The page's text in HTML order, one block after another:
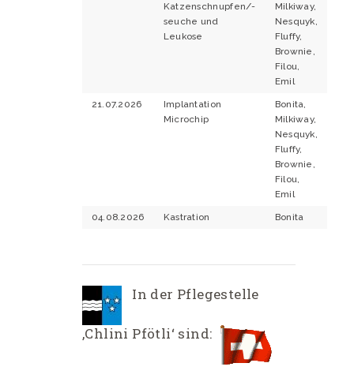
Katzenschnupfen/-
seuche und
Leukose
Milkiway,
Nesquyk,
Fluffy,
Brownie,
Filou,
Emil
21.07.2026
Implantation
Microchip
Bonita,
Milkiway,
Nesquyk,
Fluffy,
Brownie,
Filou,
Emil
04.08.2026 Kastration Bonita
In der Pflegestelle
‚Chlini Pfötli‘ sind: